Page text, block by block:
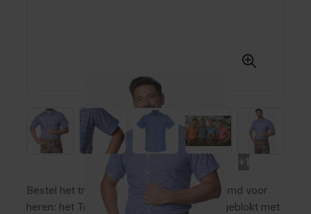
Bestel het traditionele Oktoberfest overhemd voor
heren: het Trachtenhemd Leopold blauw geblokt met